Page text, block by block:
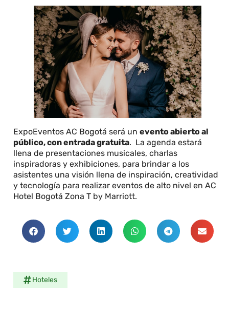
ExpoEventos AC Bogotá será unevento abierto al
público, con entrada gratuita. La agenda estará
llena de presentaciones musicales, charlas
inspiradoras y exhibiciones, para brindar a los
asistentes una visión llena de inspiración, creatividad
y tecnología para realizar eventos de alto nivel en AC
Hotel Bogotá Zona T by Marriott.
Hoteles